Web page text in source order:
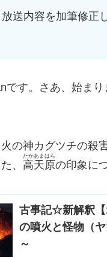
送内容を加筆修正
です。さあ、始ま
の神カグツチの殺
、 高天原
たかあまはら
の印象に
古事記☆新解釈
の噴火と怪物（
～